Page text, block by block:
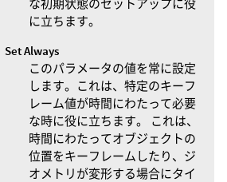
な初期状態のセットアップに役
に立ちます。
Set Always
このパラメータの値を常に設定
します。これは、特定のキーフ
レーム値が時間にわたって必要
な時に役に立ちます。 これは、
時間にわたってオブジェクトの
位置をキーフレームしたり、ジ
オメトリが変形する場合にタイ